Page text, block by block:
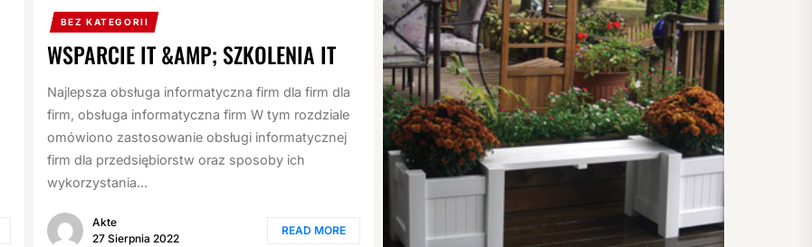
BEZ KATEGORII
WSPARCIE IT &AMP; SZKOLENIA IT
Najlepsza obsługa informatyczna firm dla firm dla
firm, obsługa informatyczna firm W tym rozdziale
omówiono zastosowanie obsługi informatycznej
firm dla przedsiębiorstw oraz sposoby ich
wykorzystania...
Akte
27 Sierpnia 2022
READ MORE